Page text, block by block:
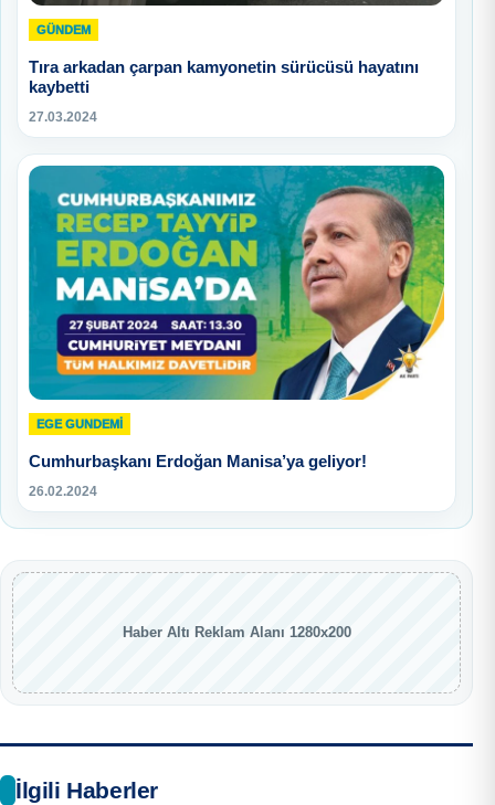
GÜNDEM
Tıra arkadan çarpan kamyonetin sürücüsü hayatını
kaybetti
27.03.2024
EGE GUNDEMİ
Cumhurbaşkanı Erdoğan Manisa’ya geliyor!
26.02.2024
Haber Altı Reklam Alanı 1280x200
İlgili Haberler